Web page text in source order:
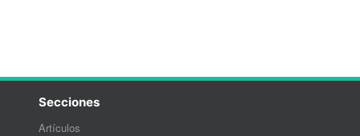
Secciones
Artículos